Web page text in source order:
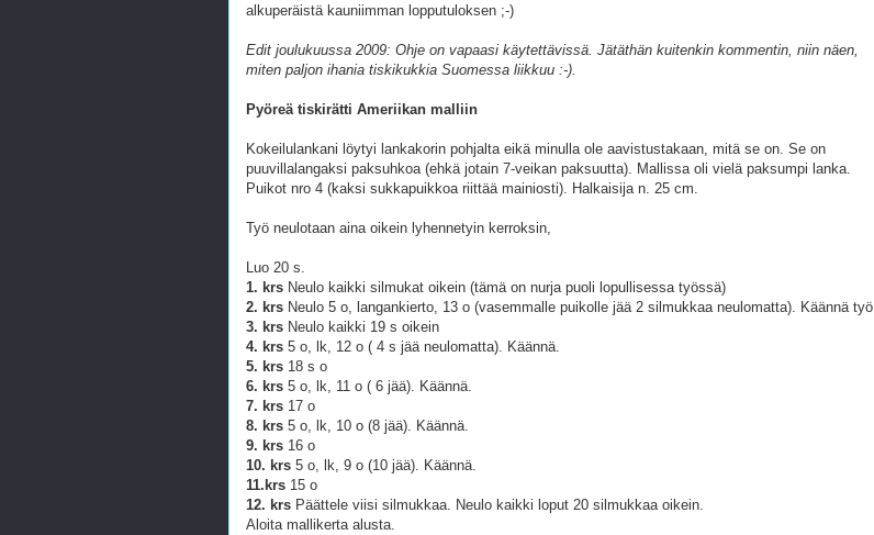
alkuperäistä kauniimman lopputuloksen ;-)
Edit joulukuussa 2009: Ohje on vapaasi käytettävissä. Jätäthän kuitenkin kommentin, niin näen,
miten paljon ihania tiskikukkia Suomessa liikkuu :-).
Pyöreä tiskirätti Ameriikan malliin
Kokeilulankani löytyi lankakorin pohjalta eikä minulla ole aavistustakaan, mitä se on. Se on
puuvillalangaksi paksuhkoa (ehkä jotain 7-veikan paksuutta). Mallissa oli vielä paksumpi lanka.
Puikot nro 4 (kaksi sukkapuikkoa riittää mainiosti). Halkaisija n. 25 cm.
Työ neulotaan aina oikein lyhennetyin kerroksin,
Luo 20 s.
1. krs Neulo kaikki silmukat oikein (tämä on nurja puoli lopullisessa työssä)
2. krs Neulo 5 o, langankierto, 13 o (vasemmalle puikolle jää 2 silmukkaa neulomatta). Käännä työ.
3. krs Neulo kaikki 19 s oikein
4. krs 5 o, lk, 12 o ( 4 s jää neulomatta). Käännä.
5. krs 18 s o
6. krs 5 o, lk, 11 o ( 6 jää). Käännä.
7. krs 17 o
8. krs 5 o, lk, 10 o (8 jää). Käännä.
9. krs 16 o
10. krs 5 o, lk, 9 o (10 jää). Käännä.
11.krs 15 o
12. krs Päättele viisi silmukkaa. Neulo kaikki loput 20 silmukkaa oikein.
Aloita mallikerta alusta.